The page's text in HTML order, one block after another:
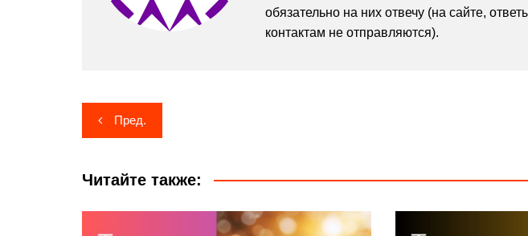
обязательно на них отвечу (на сайте,
контактам не отправляются).
Навигация
по
записям
Пред.
Читайте также: